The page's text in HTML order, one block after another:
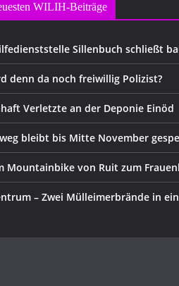
WILIH-Beiträge
Sillenbuch schließt
denn da noch freiwillig Polizist?
Verletzte an der Deponie Einöd
bleibt bis Mitte November
Mountainbike von Ruit zum
– Zwei Mülleimerbrände in